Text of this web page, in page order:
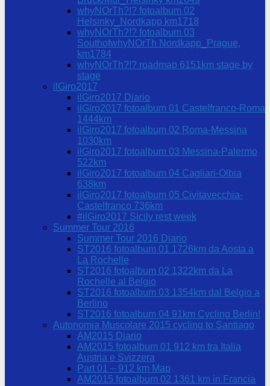
whyNOrTh?!? fotoalbum 02
Helsinky_Nordkapp km1718
whyNOrTh?!? fotoalbum 03
SouthofwhyNOrTh Nordkapp_Prague,
km1784
whyNOrTh?!? roadmap 6151km stage by
stage
ilGiro2017
ilGiro2017 Diario
ilGiro2017 fotoalbum 01 Castelfranco-Roma
1444km
ilGiro2017 fotoalbum 02 Roma-Messina
1030km
ilGiro2017 fotoalbum 03 Messina-Palermo
522km
ilGiro2017 fotoalbum 04 Cagliari-Olbia
638km
ilGiro2017 fotoalbum 05 Civitavecchia-
Castelfranco 736km
#ilGiro2017 Sicily rest week
Summer Tour 2016
Summer Tour 2016 Diario
ST2016 fotoalbum 01 1726km da Aosta a
La Rochelle
ST2016 fotoalbum 02 1322km da La
Rochelle al Belgio
ST2016 fotoalbum 03 1354km dal Belgio a
Berlino
ST2016 fotoalbum 04 91km Cycling Berlin!
Autonomia Muscolare 2015 cycling to Santiago
AM2015 Diario
AM2015 fotoalbum 01 912 km tra Italia
Austria e Svizzera
Part 01 – 912 km Map
AM2015 fotoalbum 02 1361 km in Francia